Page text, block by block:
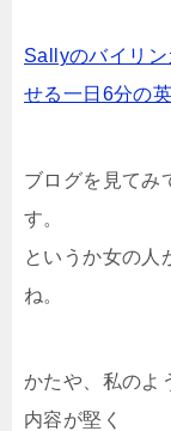
Sallyのバイリ
せる一日6分の
ブログを見てみ
す。
というか女の人
ね。
かたや、私のよ
内容が堅く